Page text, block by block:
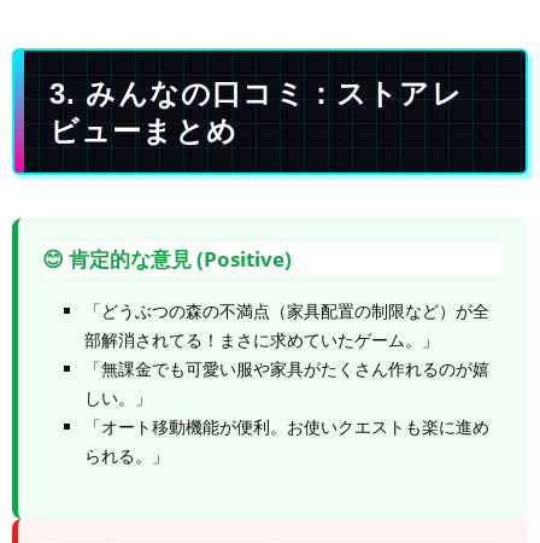
3. みんなの口コミ：ストアレ
ビューまとめ
😊 肯定的な意見 (Positive)
「どうぶつの森の不満点（家具配置の制限など）が全
部解消されてる！まさに求めていたゲーム。」
「無課金でも可愛い服や家具がたくさん作れるのが嬉
しい。」
「オート移動機能が便利。お使いクエストも楽に進め
られる。」